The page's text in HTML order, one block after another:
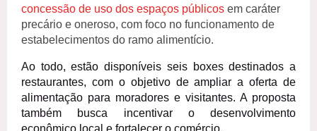
concessão de uso dos espaços públicos em caráter
precário e oneroso, com foco no funcionamento de
estabelecimentos do ramo alimentício.
Ao todo, estão disponíveis seis boxes destinados a
restaurantes, com o objetivo de ampliar a oferta de
alimentação para moradores e visitantes. A proposta
também busca incentivar o desenvolvimento
econômico local e fortalecer o comércio.